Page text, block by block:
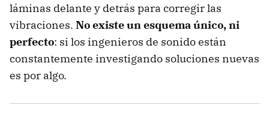
láminas delante y detrás para corregir las
vibraciones. No existe un esquema único, ni
perfecto: si los ingenieros de sonido están
constantemente investigando soluciones nuevas
es por algo.